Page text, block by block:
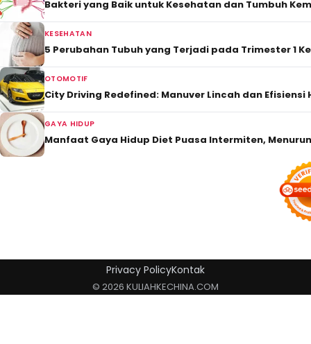
Bakteri yang Baik untuk Kesehatan dan Tumbuh
KESEHATAN
5 Perubahan Tubuh yang Terjadi pada Trimester 1
OTOMOTIF
City Driving Redefined: Manuver Lincah dan Efisiensi
GAYA HIDUP
Manfaat Gaya Hidup Diet Puasa Intermiten,
© 2026 KULIAHKECHINA.COM
Privacy PolicyKontak